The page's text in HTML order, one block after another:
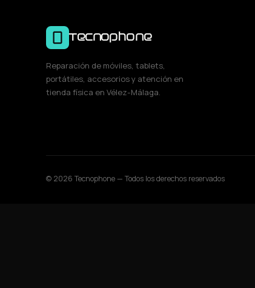
Tecnophone
Reparación de móviles, tablets,
portátiles, accesorios y atención en
tienda física en Vélez-Málaga.
© 2026 Tecnophone — Todos los derechos reservados